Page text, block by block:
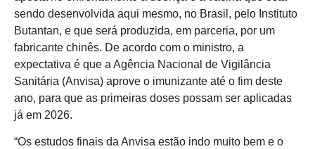
sendo desenvolvida aqui mesmo, no Brasil, pelo Instituto
Butantan, e que será produzida, em parceria, por um
fabricante chinês. De acordo com o ministro, a
expectativa é que a Agência Nacional de Vigilância
Sanitária (Anvisa) aprove o imunizante até o fim deste
ano, para que as primeiras doses possam ser aplicadas
já em 2026.
“Os estudos finais da Anvisa estão indo muito bem e o